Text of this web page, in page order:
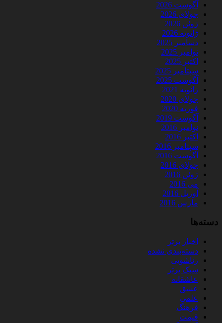
آگوست 2026
جولای 2026
ژوئن 2026
ژانویه 2026
دسامبر 2025
نوامبر 2025
اکتبر 2025
سپتامبر 2025
آگوست 2025
ژانویه 2021
جولای 2020
فوریه 2020
آگوست 2019
نوامبر 2016
اکتبر 2016
سپتامبر 2016
آگوست 2016
جولای 2016
ژوئن 2016
می 2016
آوریل 2016
مارس 2016
دسته‌ها
اخبار برتر
دسته‌بندی نشده
زناشویی
سبک برتر
عاشقانه
عشق
علمی
فرهنگ
قیمت